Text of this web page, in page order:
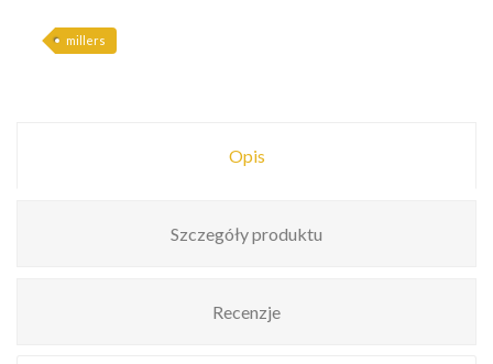
millers
Opis
Szczegóły produktu
Recenzje